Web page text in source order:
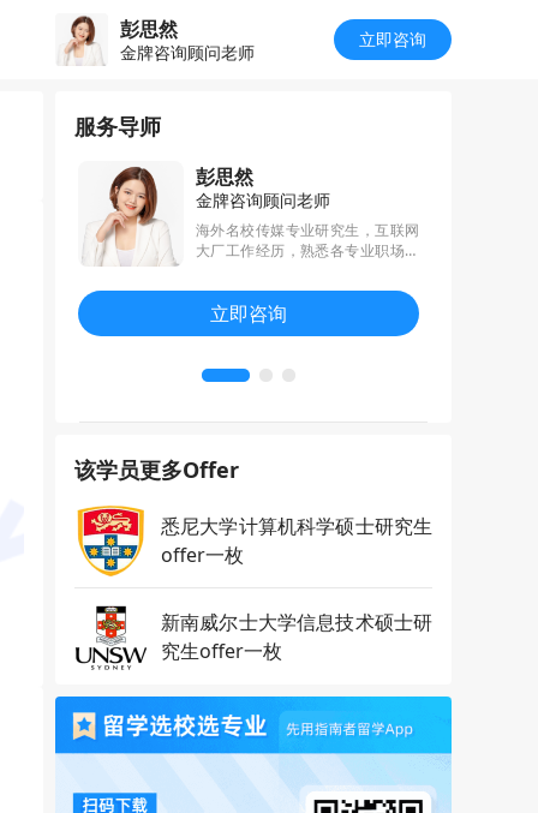
彭思然
金牌咨询顾问老师
立即咨询
服务导师
彭思然
金牌咨询顾问老师
海外名校传媒专业研究生，互联网
大厂工作经历，熟悉各专业职场发
导。辅导学生冲击英港新澳地区名
校项目，专注于挖掘学生优势，制
定个性化申请方案，帮助学生全方
立即咨询
该学员更多Offer
悉尼大学计算机科学硕士研究生
offer一枚
新南威尔士大学信息技术硕士研
究生offer一枚